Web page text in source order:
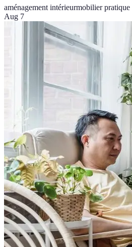
aménagement intérieurmobilier pratique
Aug 7